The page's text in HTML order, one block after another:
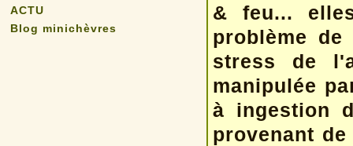
ACTU
Blog minichèvres
& feu...
problème
stress de
manipulée
à ingestion
provenant